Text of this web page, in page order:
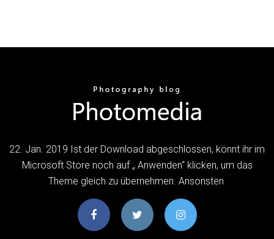
22. Jan. 2019 Ist der Download abgeschlossen, könnt ihr im
Microsoft Store noch auf „ Anwenden“ klicken, um das
Theme gleich zu übernehmen. Ansonsten